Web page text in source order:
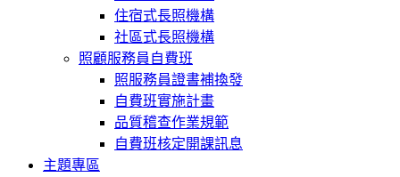
住宿式長照機構
社區式長照機構
照顧服務員自費班
照服務員證書補換發
自費班實施計畫
品質稽查作業規範
自費班核定開課訊息
主題專區